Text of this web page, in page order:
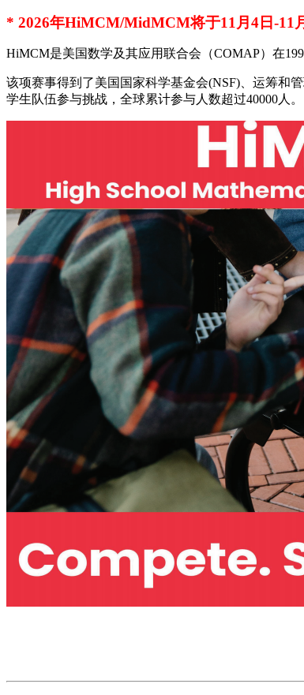
* 2026年HiMCM/MidMCM将于11月4日-11
HiMCM是美国数学及其应用联合会（COMAP）在
该项赛事得到了美国国家科学基金会(NSF)、运筹和
学生队伍参与挑战，全球累计参与人数超过40000人。